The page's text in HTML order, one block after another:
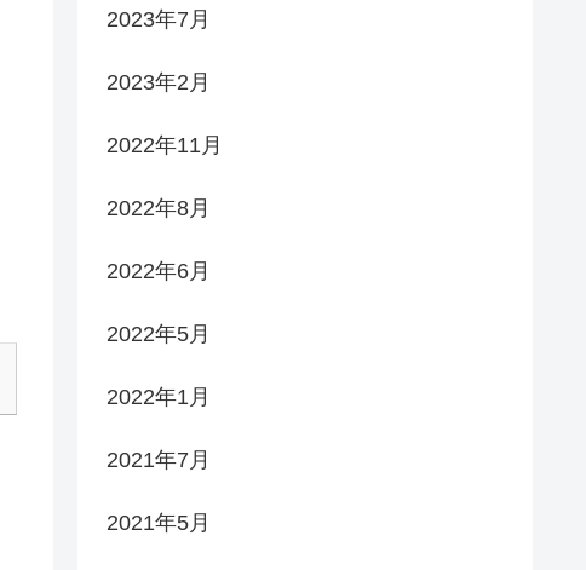
2023年7月
2023年2月
2022年11月
2022年8月
2022年6月
2022年5月
2022年1月
2021年7月
2021年5月